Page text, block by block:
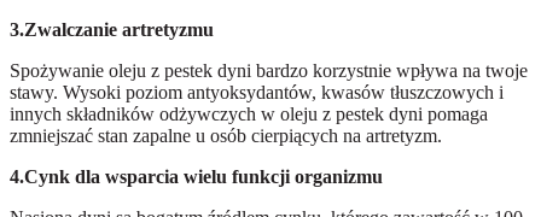
3.Zwalczanie artretyzmu
Spożywanie oleju z pestek dyni bardzo korzystnie wpływa na twoje
stawy. Wysoki poziom antyoksydantów, kwasów tłuszczowych i
innych składników odżywczych w oleju z pestek dyni pomaga
zmniejszać stan zapalne u osób cierpiących na artretyzm.
4.Cynk dla wsparcia wielu funkcji organizmu